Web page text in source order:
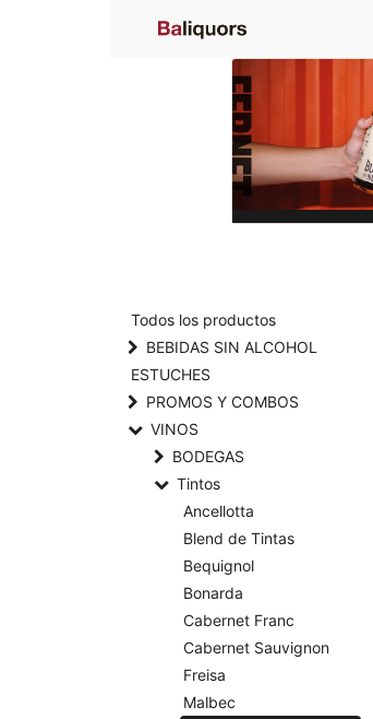
Todos los productos
BEBIDAS SIN ALCOHOL
ESTUCHES
PROMOS Y COMBOS
VINOS
BODEGAS
Tintos
Ancellotta
Blend de Tintas
Bequignol
Bonarda
Cabernet Franc
Cabernet Sauvignon
Freisa
Malbec